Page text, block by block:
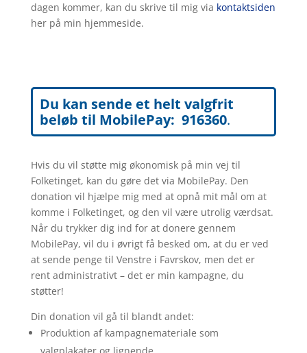
dagen kommer, kan du skrive til mig via kontaktsiden
her på min hjemmeside.
Du kan sende et helt valgfrit
beløb til MobilePay: 916360.
Hvis du vil støtte mig økonomisk på min vej til
Folketinget, kan du gøre det via MobilePay. Den
donation vil hjælpe mig med at opnå mit mål om at
komme i Folketinget, og den vil være utrolig værdsat.
Når du trykker dig ind for at donere gennem
MobilePay, vil du i øvrigt få besked om, at du er ved
at sende penge til Venstre i Favrskov, men det er
rent administrativt – det er min kampagne, du
støtter!
Din donation vil gå til blandt andet:
Produktion af kampagnemateriale som